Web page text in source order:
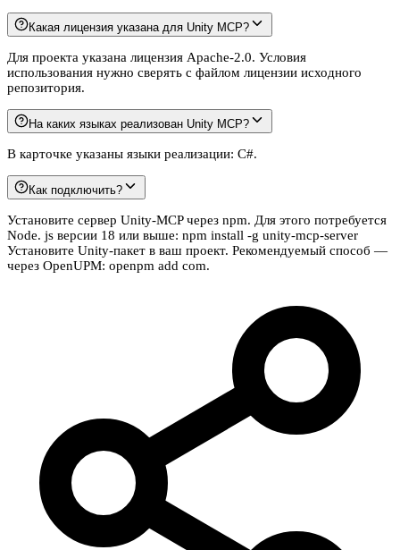
Какая лицензия указана для Unity MCP?
Для проекта указана лицензия Apache-2.0. Условия
использования нужно сверять с файлом лицензии исходного
репозитория.
На каких языках реализован Unity MCP?
В карточке указаны языки реализации: C#.
Как подключить?
Установите сервер Unity-MCP через npm. Для этого потребуется
Node. js версии 18 или выше: npm install -g unity-mcp-server
Установите Unity-пакет в ваш проект. Рекомендуемый способ —
через OpenUPM: openpm add com.